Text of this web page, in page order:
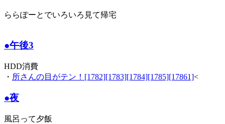
ららぽーとでいろいろ見て帰宅
●午後3
HDD消費
・ 所さんの目がテン！[1782][1783][1784][1785][17861]<
●夜
風呂って夕飯